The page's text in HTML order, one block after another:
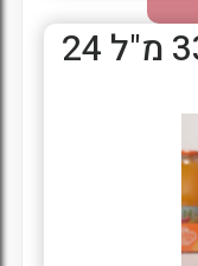
מיץ מנגו זכוכית 330 מ"ל 24